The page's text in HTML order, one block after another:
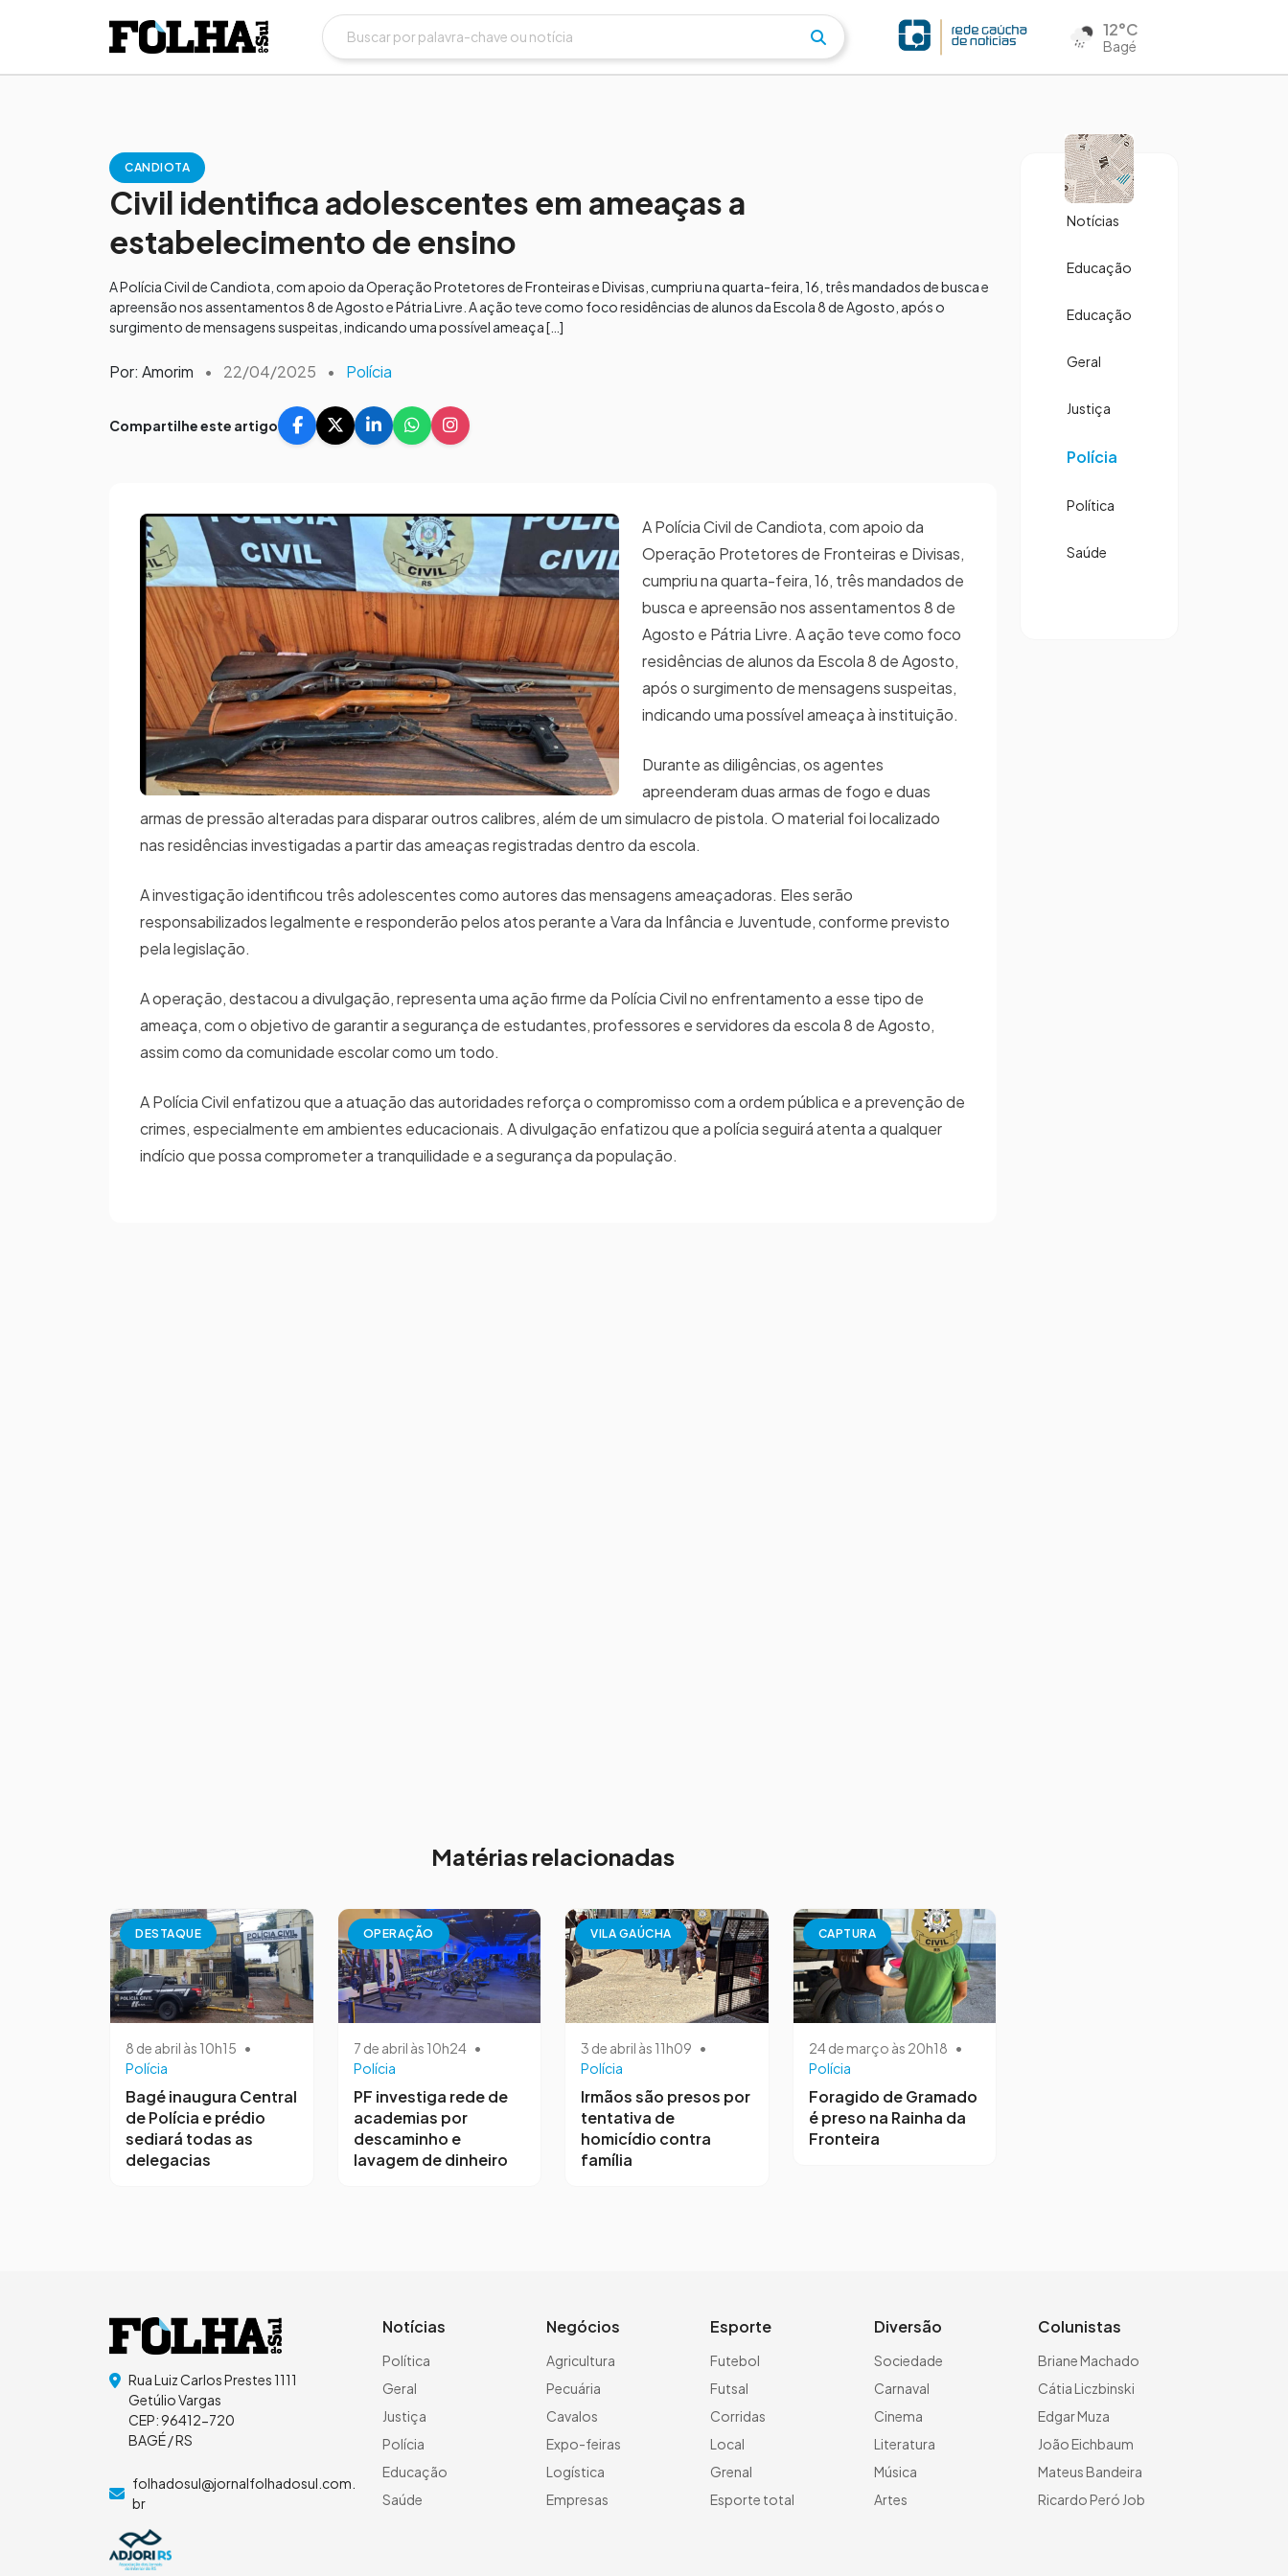
12°C
Bagé
CANDIOTA
Civil identifica adolescentes em ameaças a
estabelecimento de ensino
A Polícia Civil de Candiota, com apoio da Operação Protetores de Fronteiras e Divisas, cumpriu na quarta-feira, 16, três mandados de busca e
apreensão nos assentamentos 8 de Agosto e Pátria Livre. A ação teve como foco residências de alunos da Escola 8 de Agosto, após o
surgimento de mensagens suspeitas, indicando uma possível ameaça […]
Por: Amorim • 22/04/2025 • Polícia
Compartilhe este artigo
A Polícia Civil de Candiota, com apoio da
Operação Protetores de Fronteiras e Divisas,
cumpriu na quarta-feira, 16, três mandados de
busca e apreensão nos assentamentos 8 de
Agosto e Pátria Livre. A ação teve como foco
residências de alunos da Escola 8 de Agosto,
após o surgimento de mensagens suspeitas,
indicando uma possível ameaça à instituição.
Durante as diligências, os agentes
apreenderam duas armas de fogo e duas
armas de pressão alteradas para disparar outros calibres, além de um simulacro de pistola. O material foi localizado
nas residências investigadas a partir das ameaças registradas dentro da escola.
A investigação identificou três adolescentes como autores das mensagens ameaçadoras. Eles serão
responsabilizados legalmente e responderão pelos atos perante a Vara da Infância e Juventude, conforme previsto
pela legislação.
A operação, destacou a divulgação, representa uma ação firme da Polícia Civil no enfrentamento a esse tipo de
ameaça, com o objetivo de garantir a segurança de estudantes, professores e servidores da escola 8 de Agosto,
assim como da comunidade escolar como um todo.
A Polícia Civil enfatizou que a atuação das autoridades reforça o compromisso com a ordem pública e a prevenção de
crimes, especialmente em ambientes educacionais. A divulgação enfatizou que a polícia seguirá atenta a qualquer
indício que possa comprometer a tranquilidade e a segurança da população.
Matérias relacionadas
DESTAQUE
8 de abril às 10h15 •
Polícia
Bagé inaugura Central
de Polícia e prédio
sediará todas as
delegacias
OPERAÇÃO
7 de abril às 10h24 •
Polícia
PF investiga rede de
academias por
descaminho e
lavagem de dinheiro
VILA GAÚCHA
3 de abril às 11h09 •
Polícia
Irmãos são presos por
tentativa de
homicídio contra
família
CAPTURA
24 de março às 20h18 •
Polícia
Foragido de Gramado
é preso na Rainha da
Fronteira
Notícias
Educação
Educação
Geral
Justiça
Polícia
Política
Saúde
Rua Luiz Carlos Prestes 1111
Getúlio Vargas
CEP: 96412-720
BAGÉ / RS
folhadosul@jornalfolhadosul.com.
br
Notícias
Política
Geral
Justiça
Polícia
Educação
Saúde
Negócios
Agricultura
Pecuária
Cavalos
Expo-feiras
Logística
Empresas
Esporte
Futebol
Futsal
Corridas
Local
Grenal
Esporte total
Diversão
Sociedade
Carnaval
Cinema
Literatura
Música
Artes
Colunistas
Briane Machado
Cátia Liczbinski
Edgar Muza
João Eichbaum
Mateus Bandeira
Ricardo Peró Job